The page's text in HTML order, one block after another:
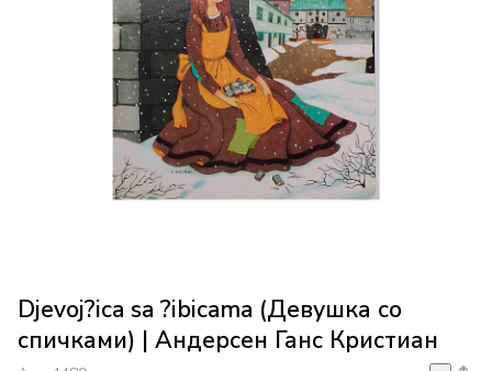
Djevoj?ica sa ?ibicama (Девушка со
спичками) | Андерсен Ганс Кристиан